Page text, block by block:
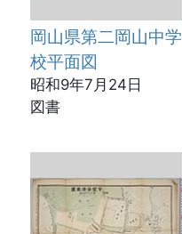
岡山県第二岡山中学
校平面図
昭和9年7月24日
図書